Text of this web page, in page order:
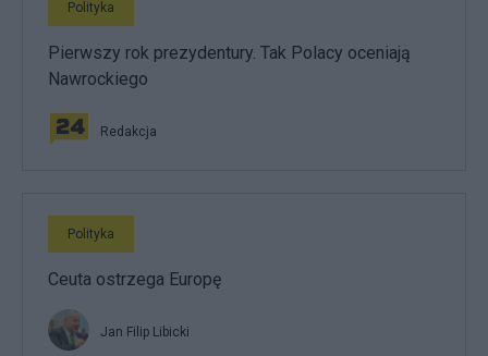
Polityka
Pierwszy rok prezydentury. Tak Polacy oceniają
Nawrockiego
Redakcja
Polityka
Ceuta ostrzega Europę
Jan Filip Libicki